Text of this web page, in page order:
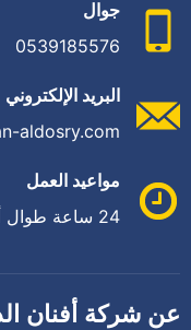
جوال
0539185576
البريد الإلكتروني
aldosry.com
مواعيد العمل
24 ساعة طوال أيام الأسبوع
عن شركة أفنان